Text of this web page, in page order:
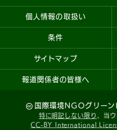
個人情報の取扱い
条件
サイトマップ
報道関係者の皆様へ
国際環境NGOグリー
特に明記しない限り 、当ウ
CC-BY International